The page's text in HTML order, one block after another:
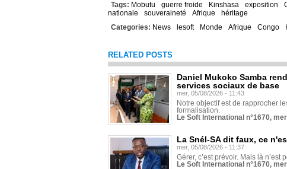
Tags: Mobutu guerre froide Kinshasa exposition
nationale
souveraineté Afrique
héritage
Categories: News lesoft Monde Afrique Congo
RELATED POSTS
Daniel Mukoko Samba
services sociaux de base
mer, 05/08/2026 - 11:43
Notre objectif est de rapprocher
formalisation.
Le Soft International n°1670,
La Snél-SA dit faux, ce
mer, 05/08/2026 - 11:37
Gérer, c’est prévoir. Mais là
Le Soft International n°1670,